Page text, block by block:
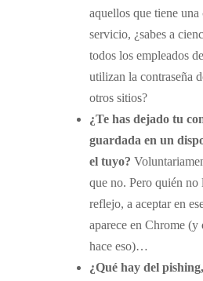
aquellos que tiene una
servicio, ¿sabes a
todos los empleados
utilizan la contraseña
otros sitios?
¿Te has dejado tu
guardada en un
el tuyo?
que no. Pero quién no
reflejo, a aceptar en
aparece en Chrome (y
hace eso)…
¿Qué hay del